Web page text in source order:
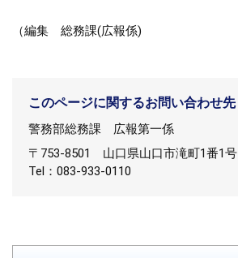
（編集 総務課(広報係)
このページに関するお問い合わせ先
警務部総務課
広報第一係
〒753-8501
山口県山口市滝町1番1号
Tel：083-933-0110